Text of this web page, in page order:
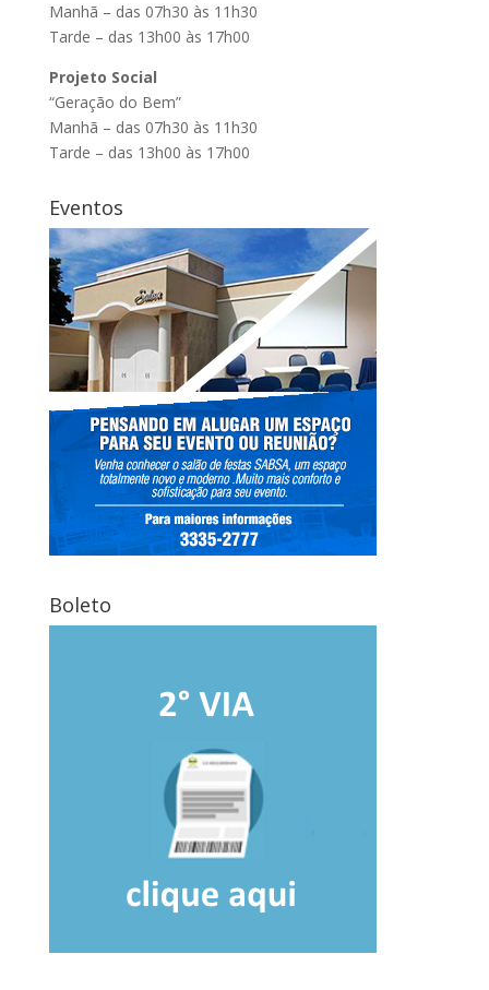
Manhã – das 07h30 às 11h30
Tarde – das 13h00 às 17h00
Projeto Social
“Geração do Bem”
Manhã – das 07h30 às 11h30
Tarde – das 13h00 às 17h00
Eventos
Boleto